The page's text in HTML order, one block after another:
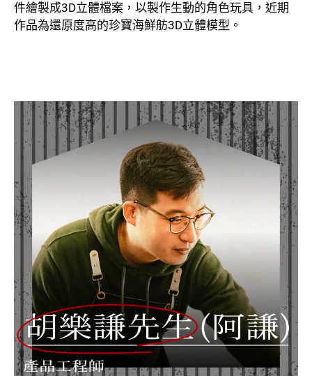
件繪製成3D立體檔案，以製作生動的角色玩具，近期
作品為還原度高的珍寶海鮮舫3D立體模型。